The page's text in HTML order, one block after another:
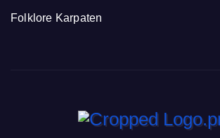
Folklore Karpaten